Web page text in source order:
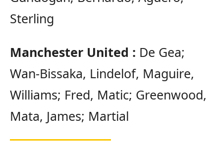
Sterling
Manchester United : De Gea;
Wan-Bissaka, Lindelof, Maguire,
Williams; Fred, Matic; Greenwood,
Mata, James; Martial